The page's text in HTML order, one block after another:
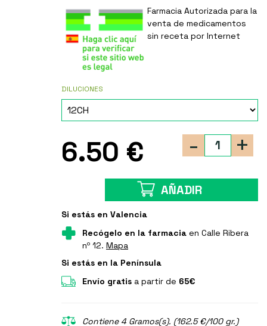
Farmacia Autorizada para la
venta de medicamentos
sin receta por Internet
DILUCIONES
6.50 € +
-
AÑADIR
Si estás en Valencia
Recógelo en la farmacia en Calle Ribera
nº 12. Mapa
Si estás en la Península
Envío gratis a partir de 65€
Contiene 4 Gramos(s). (162.5 €/100 gr.)